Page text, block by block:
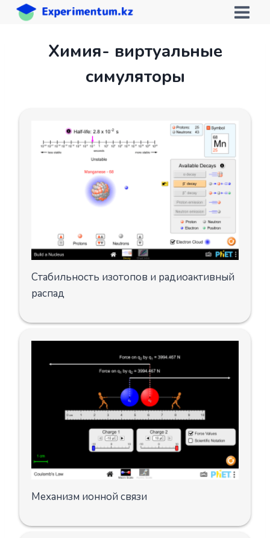
Перейти
Химия- виртуальные
симуляторы
Стабильность изотопов и радиоактивный
распад
Механизм ионной связи